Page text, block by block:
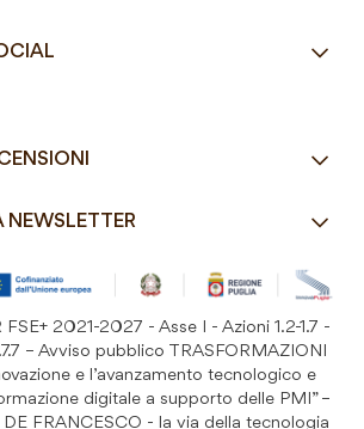
- 19:00
NEWSLETTER
FSE+ 2021-2027 - Asse I - Azioni 1.2-1.7 -
– Avviso pubblico TRASFORMAZIONI
e l’avanzamento tecnologico e
digitale a supporto delle PMI” –
FRANCESCO - la via della tecnologia